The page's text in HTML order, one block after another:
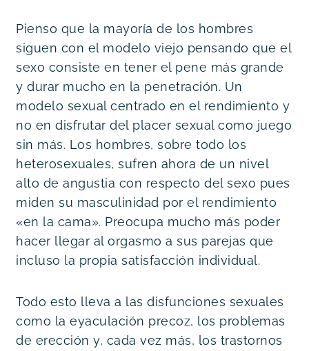
Pienso que la mayoría de los hombres
siguen con el modelo viejo pensando que el
sexo consiste en tener el pene más grande
y durar mucho en la penetración. Un
modelo sexual centrado en el rendimiento y
no en disfrutar del placer sexual como juego
sin más. Los hombres, sobre todo los
heterosexuales, sufren ahora de un nivel
alto de angustia con respecto del sexo pues
miden su masculinidad por el rendimiento
«en la cama». Preocupa mucho más poder
hacer llegar al orgasmo a sus parejas que
incluso la propia satisfacción individual.
Todo esto lleva a las disfunciones sexuales
como la eyaculación precoz, los problemas
de erección y, cada vez más, los trastornos